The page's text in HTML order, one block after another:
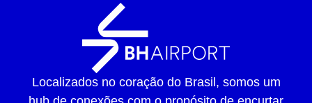
Localizados no coração do Brasil, somos um